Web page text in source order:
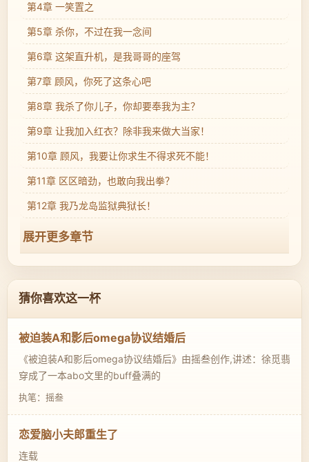
第4章 一笑置之
第5章 杀你，不过在我一念间
第6章 这架直升机，是我哥哥的座驾
第7章 顾风，你死了这条心吧
第8章 我杀了你儿子，你却要奉我为主？
第9章 让我加入红衣？除非我来做大当家！
第10章 顾风，我要让你求生不得求死不能！
第11章 区区暗劲，也敢向我出拳？
第12章 我乃龙岛监狱典狱长！
展开更多章节
猜你喜欢这一杯
被迫装A和影后omega协议结婚后
《被迫装A和影后omega协议结婚后》由摇叁创作,讲述：徐觅翡
穿成了一本abo文里的buff叠满的
执笔：摇叁
恋爱脑小夫郎重生了
连载